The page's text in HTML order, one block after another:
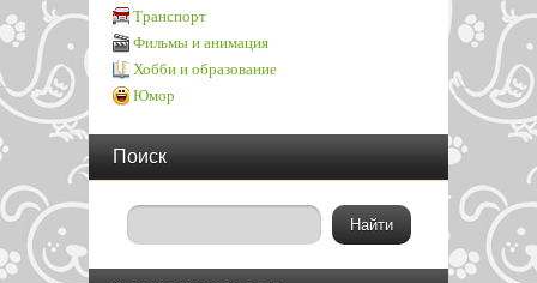
Транспорт
Фильмы и анимация
Хобби и образование
Юмор
Поиск